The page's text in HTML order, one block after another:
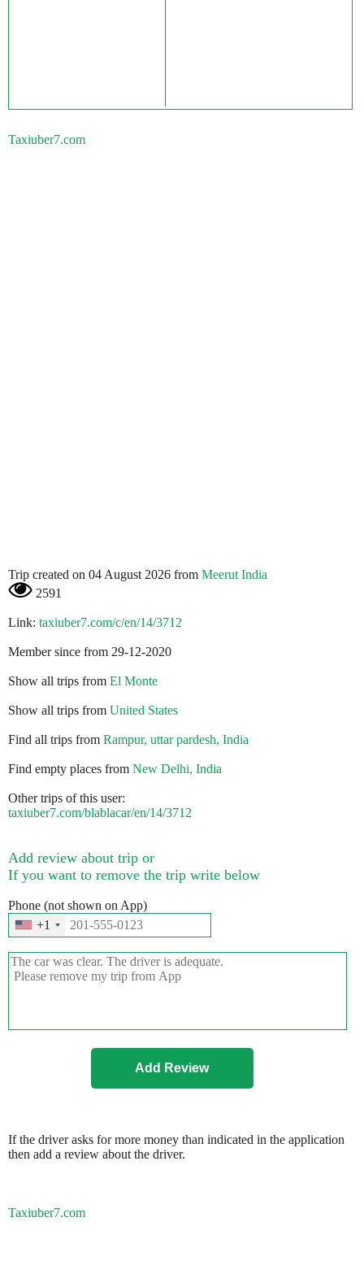
Taxiuber7.com
Trip created on 04 August 2026 from Meerut India
2591
Link: taxiuber7.com/c/en/14/3712
Member since from 29-12-2020
Show all trips from El Monte
Show all trips from United States
Find all trips from Rampur, uttar pardesh, India
Find empty places from New Delhi, India
Other trips of this user:
taxiuber7.com/blablacar/en/14/3712
Add review about trip or
If you want to remove the trip write below
Phone (not shown on App)
+1
If the driver asks for more money than indicated in the application
then add a review about the driver.
Taxiuber7.com